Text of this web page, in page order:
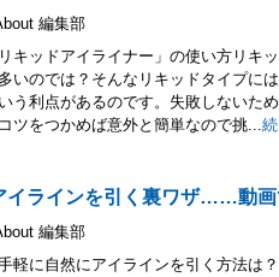
編集部
キッドアイライナー」の使い方リキ
いのでは？そんなリキッドタイプに
う利点があるのです。失敗しないた
ツをつかめば意外と簡単なので挑...
イラインを引く裏ワザ……動画
編集部
軽に自然にアイラインを引く方法は